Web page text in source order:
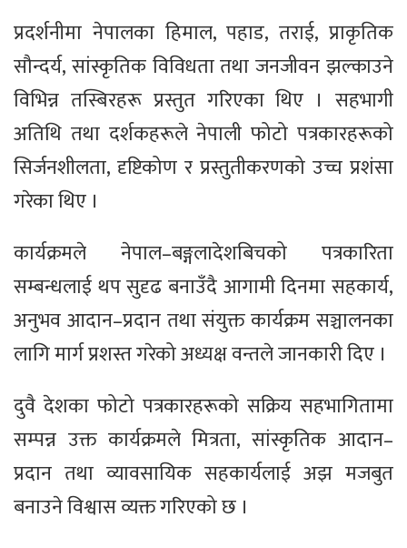
प्रदर्शनीमा नेपालका हिमाल, पहाड, तराई, प्राकृतिक
सौन्दर्य, सांस्कृतिक विविधता तथा जनजीवन झल्काउने
विभिन्न तस्बिरहरू प्रस्तुत गरिएका थिए । सहभागी
अतिथि तथा दर्शकहरूले नेपाली फोटो पत्रकारहरूको
सिर्जनशीलता, दृष्टिकोण र प्रस्तुतीकरणको उच्च प्रशंसा
गरेका थिए ।
कार्यक्रमले नेपाल–बङ्गलादेशबिचको पत्रकारिता
सम्बन्धलाई थप सुदृढ बनाउँदै आगामी दिनमा सहकार्य,
अनुभव आदान–प्रदान तथा संयुक्त कार्यक्रम सञ्चालनका
लागि मार्ग प्रशस्त गरेको अध्यक्ष वन्तले जानकारी दिए ।
दुवै देशका फोटो पत्रकारहरूको सक्रिय सहभागितामा
सम्पन्न उक्त कार्यक्रमले मित्रता, सांस्कृतिक आदान–
प्रदान तथा व्यावसायिक सहकार्यलाई अझ मजबुत
बनाउने विश्वास व्यक्त गरिएको छ ।